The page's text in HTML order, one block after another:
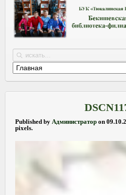
Published by Администратор on
pixels.